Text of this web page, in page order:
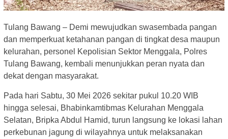
Tulang Bawang – Demi mewujudkan swasembada pangan
dan memperkuat ketahanan pangan di tingkat desa maupun
kelurahan, personel Kepolisian Sektor Menggala, Polres
Tulang Bawang, kembali menunjukkan peran nyata dan
dekat dengan masyarakat.
Pada hari Sabtu, 30 Mei 2026 sekitar pukul 10.20 WIB
hingga selesai, Bhabinkamtibmas Kelurahan Menggala
Selatan, Bripka Abdul Hamid, turun langsung ke lokasi lahan
perkebunan jagung di wilayahnya untuk melaksanakan